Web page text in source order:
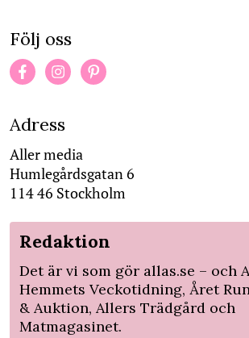
Följ oss
Adress
Aller media
Humlegårdsgatan 6
114 46 Stockholm
Redaktion
Det är vi som gör allas.se – och
Hemmets Veckotidning, Året
& Auktion, Allers Trädgård och
Matmagasinet.